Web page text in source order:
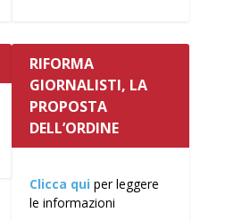
RIFORMA
GIORNALISTI, LA
PROPOSTA
DELL’ORDINE
Clicca qui per leggere
le informazioni